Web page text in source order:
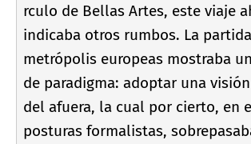
rculo de Bellas Artes, este viaje
indicaba otros rumbos. La
metrópolis europeas mostraba
de paradigma: adoptar una
del afuera, la cual por cierto, en
posturas formalistas,